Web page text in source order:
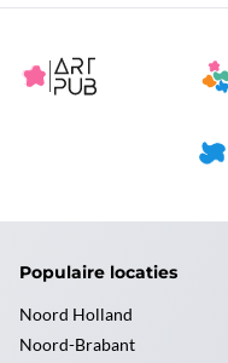
Populaire locaties
Noord Holland
Noord-Brabant